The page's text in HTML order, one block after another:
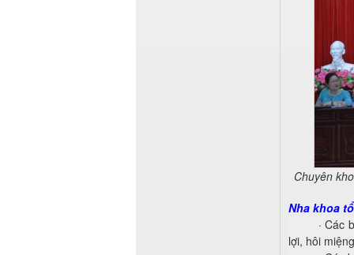
Chuyên
Nha khoa
·Các
lợi, hôi